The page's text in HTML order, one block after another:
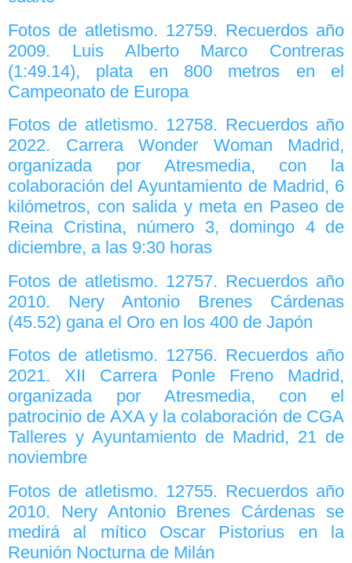
Fotos de atletismo. 12759. Recuerdos año
2009. Luis Alberto Marco Contreras
(1:49.14), plata en 800 metros en el
Campeonato de Europa
Fotos de atletismo. 12758. Recuerdos año
2022. Carrera Wonder Woman Madrid,
organizada por Atresmedia, con la
colaboración del Ayuntamiento de Madrid, 6
kilómetros, con salida y meta en Paseo de
Reina Cristina, número 3, domingo 4 de
diciembre, a las 9:30 horas
Fotos de atletismo. 12757. Recuerdos año
2010. Nery Antonio Brenes Cárdenas
(45.52) gana el Oro en los 400 de Japón
Fotos de atletismo. 12756. Recuerdos año
2021. XII Carrera Ponle Freno Madrid,
organizada por Atresmedia, con el
patrocinio de AXA y la colaboración de CGA
Talleres y Ayuntamiento de Madrid, 21 de
noviembre
Fotos de atletismo. 12755. Recuerdos año
2010. Nery Antonio Brenes Cárdenas se
medirá al mítico Oscar Pistorius en la
Reunión Nocturna de Milán